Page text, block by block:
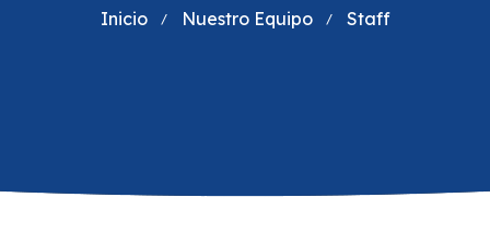
Inicio Nuestro Equipo Staff